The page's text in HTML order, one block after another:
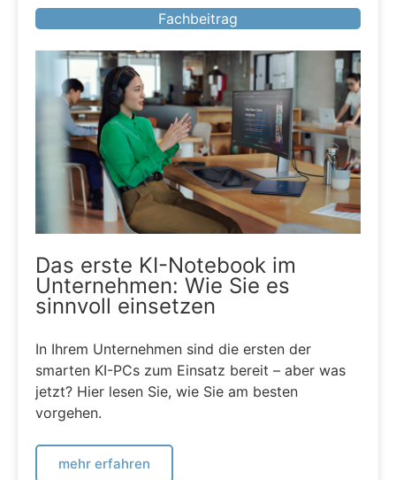
Fachbeitrag
Das erste KI-Notebook im
Unternehmen: Wie Sie es
sinnvoll einsetzen
In Ihrem Unternehmen sind die ersten der
smarten KI-PCs zum Einsatz bereit – aber was
jetzt? Hier lesen Sie, wie Sie am besten
vorgehen.
mehr erfahren